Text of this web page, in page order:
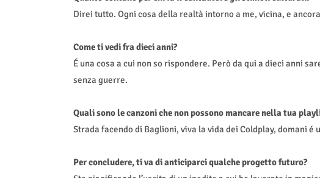
Direi tutto. Ogni cosa della realtà intorno a me, vicina, e
Come ti vedi fra dieci anni?
É una cosa a cui non so rispondere. Però da qui a dieci anni
senza guerre.
Quali sono le canzoni che non possono mancare nella tua
Strada facendo di Baglioni, viva la vida dei Coldplay, domani
Per concludere, ti va di anticiparci qualche progetto futuro?